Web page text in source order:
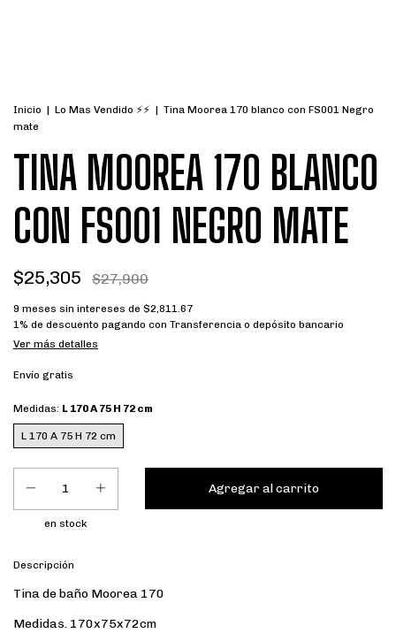
Inicio | Lo Mas Vendido ⚡⚡ | Tina Moorea 170 blanco con FS001 Negro
mate
TINA MOOREA 170 BLANCO
CON FS001 NEGRO MATE
$25,305 $27,900
9 meses sin intereses de $2,811.67
1% de descuento pagando con Transferencia o depósito bancario
Ver más detalles
Envío gratis
Medidas: L 170 A 75 H 72 cm
L 170 A 75 H 72 cm
en stock
Descripción
Tina de baño Moorea 170
Medidas. 170x75x72cm